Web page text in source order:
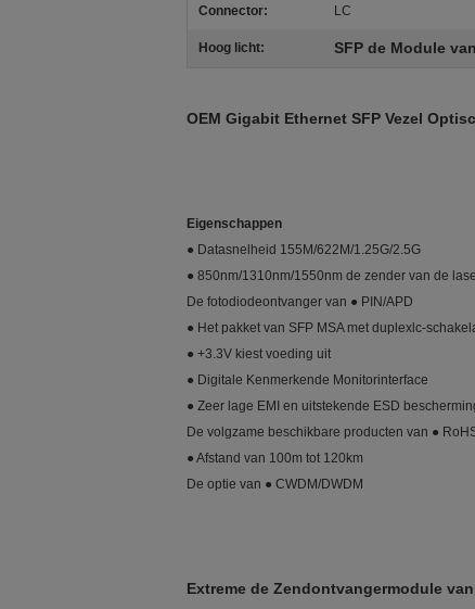
Connector: LC
Hoog licht: SFP de Module
OEM Gigabit Ethernet SFP Vezel
Eigenschappen
● Datasnelheid 155M/622M/1.25G/2.5G
● 850nm/1310nm/1550nm de zender van de
De fotodiodeontvanger van ● PIN/APD
● Het pakket van SFP MSA met duplexlc-
● +3.3V kiest voeding uit
● Digitale Kenmerkende Monitorinterface
● Zeer lage EMI en uitstekende ESD
De volgzame beschikbare producten van ●
● Afstand van 100m tot 120km
De optie van ● CWDM/DWDM
Extreme de Zendontvangermodule